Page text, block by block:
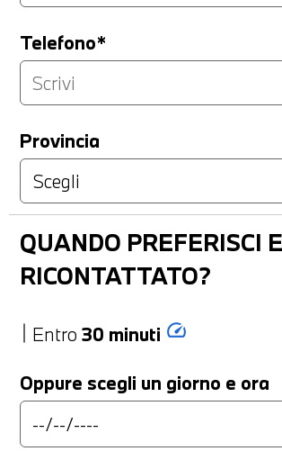
Telefono*
Provincia
QUANDO PREFERISCI
RICONTATTATO?
Entro 30 minuti speed
Oppure scegli un giorno e ora